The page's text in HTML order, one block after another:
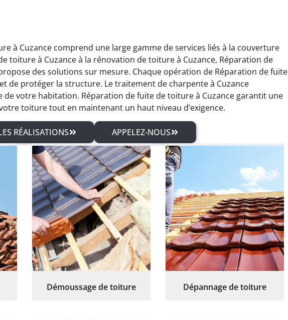
à Cuzance comprend une large gamme de services liés à la couverture
toiture à Cuzance à la rénovation de toiture à Cuzance, Réparation de
des solutions sur mesure. Chaque opération de Réparation de fuite
de protéger la structure. Le traitement de charpente à Cuzance
votre habitation. Réparation de fuite de toiture à Cuzance garantit une
toiture tout en maintenant un haut niveau d’exigence.
RÉALISATIONS APPELEZ-NOUS
Démoussage de toiture Dépannage de toiture
Adrien Rolland
04 mars 2026
Très satisfait du traitement
de charpente et des travaux
de zinguerie. Travail sérieux
avec un excellent rendu
final.
21 juin 2025
Intervention rapide pour une
réparation de fuite de
toiture. Problème réglé
immédiatement. Très bon
travail.